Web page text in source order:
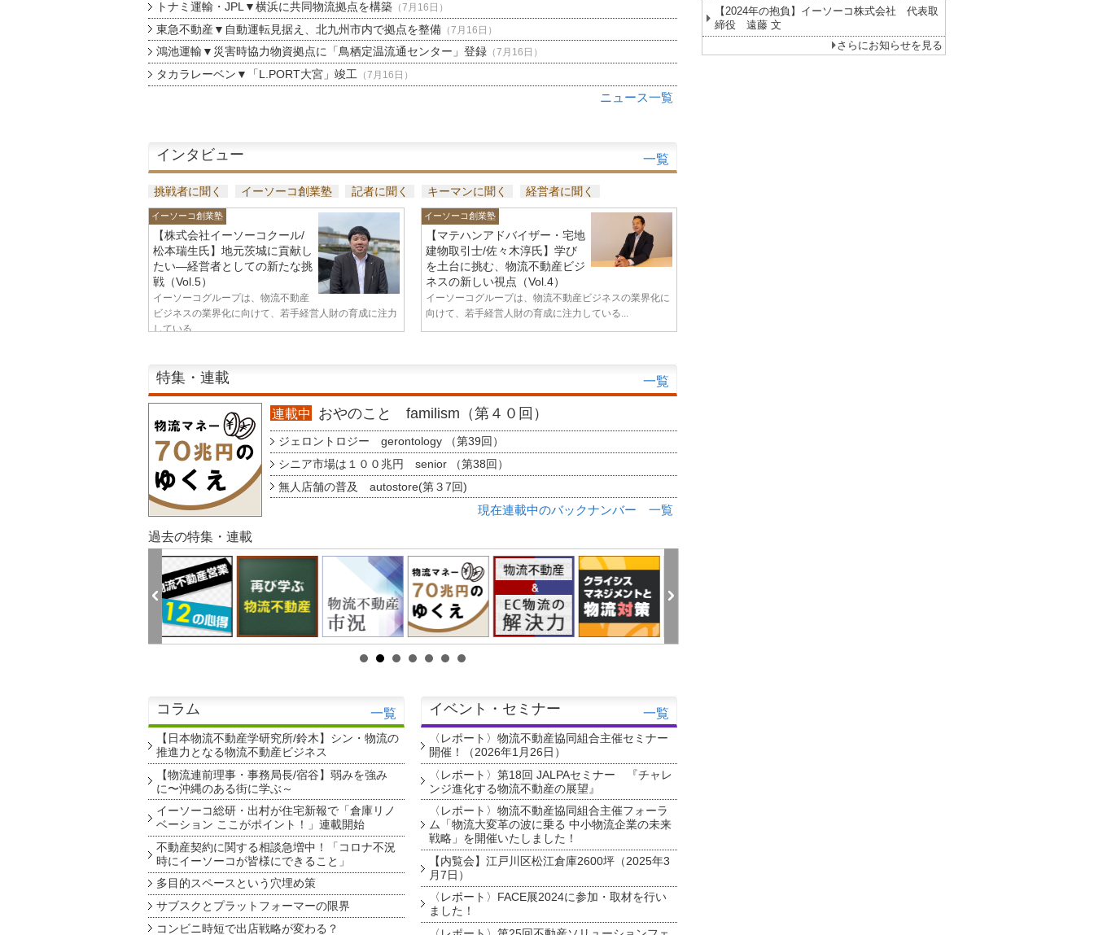
トナミ運輸・JPL▼横浜に共同物流拠点を構築（7月16日）
東急不動産▼自動運転見据え、北九州市内で拠点を整備（7月16日）
鴻池運輸▼災害時協力物資拠点に「鳥栖定温流通センター」登録（7月16日）
タカラレーベン▼「L.PORT大宮」竣工 （7月16日）
ニュース一覧
インタビュー 一覧
挑戦者に聞く イーソーコ創業塾 記者に聞く キーマンに聞く 経営者に聞く
イーソーコ創業塾
【株式会社イーソーコクール/
松本瑞生氏】地元茨城に貢献し
たい—経営者としての新たな挑
戦（Vol.5）
イーソーコグループは、物流不動産
ビジネスの業界化に向けて、若手経営人財の育成に注力
している...
イーソーコ創業塾
【マテハンアドバイザー・宅地
建物取引士/佐々木淳氏】学び
を土台に挑む、物流不動産ビジ
ネスの新しい視点（Vol.4）
イーソーコグループは、物流不動産ビジネスの業界化に
向けて、若手経営人財の育成に注力している...
特集・連載 一覧
連載中 おやのこと familism（第４０回）
ジェロントロジー gerontology （第39回）
シニア市場は１００兆円 senior （第38回）
無人店舗の普及 autostore(第３7回)
現在連載中のバックナンバー 一覧
過去の特集・連載
コラム 一覧
【日本物流不動産学研究所/鈴木】シン・物流の
推進力となる物流不動産ビジネス
【物流連前理事・事務局長/宿谷】弱みを強み
に〜沖縄のある街に学ぶ～
イーソーコ総研・出村が住宅新報で「倉庫リノ
ベーション ここがポイント！」連載開始
不動産契約に関する相談急増中！「コロナ不況
時にイーソーコが皆様にできること」
多目的スペースという穴埋め策
サブスクとプラットフォーマーの限界
コンビニ時短で出店戦略が変わる？
イベント・セミナー 一覧
〈レポート〉物流不動産協同組合主催セミナー
開催！（2026年1月26日）
〈レポート〉第18回 JALPAセミナー 『チャレ
ンジ進化する物流不動産の展望』
〈レポート〉物流不動産協同組合主催フォーラ
ム「物流大変革の波に乗る 中小物流企業の未来
戦略」を開催いたしました！
【内覧会】江戸川区松江倉庫2600坪（2025年3
月7日）
〈レポート〉FACE展2024に参加・取材を行い
ました！
【2024年の抱負】イーソーコ株式会社 代表取
締役 遠藤 文
さらにお知らせを見る